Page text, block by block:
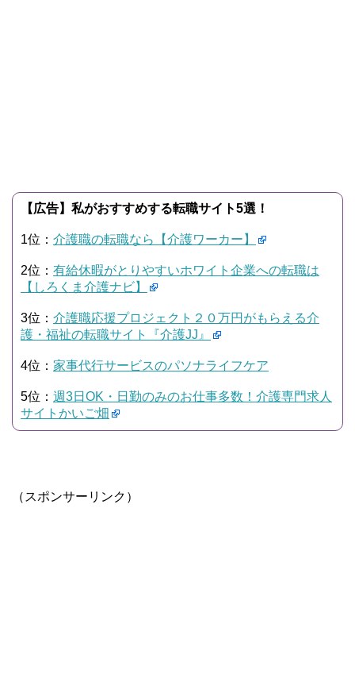
【広告】私がおすすめする転職サイト5選！
1位： 介護職の転職なら【介護ワーカー】
2位： 有給休暇がとりやすいホワイト企業への転職は
【しろくま介護ナビ】
3位： 介護職応援プロジェクト２０万円がもらえる介
護・福祉の転職サイト『介護JJ』
4位： 家事代行サービスのパソナライフケア
5位： 週3日OK・日勤のみのお仕事多数！介護専門求人
サイトかいご畑
（スポンサーリンク）